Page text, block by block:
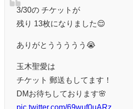
3/30の チケットが
残り 13枚になりました😌
ありがとううううう😭
玉木聖愛は
チケット 郵送もしてます！
DMお待ちしております🌸
pic.twitter.com/69wuf0uARz